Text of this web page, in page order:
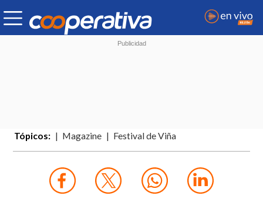
Tópicos: Magazine Festival de Viña